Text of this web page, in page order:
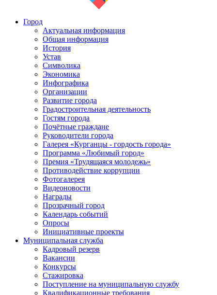
Город
Актуальная информация
Общая информация
История
Устав
Символика
Экономика
Инфографика
Организации
Развитие города
Градостроительная деятельность
Гостям города
Почётные граждане
Руководители города
Галерея «Курганцы - гордость города»
Программа «Любимый город»
Премия «Трудящаяся молодежь»
Противодействие коррупции
Фотогалерея
Видеоновости
Награды
Прозрачный город
Календарь событий
Опросы
Инициативные проекты
Муниципальная служба
Кадровый резерв
Вакансии
Конкурсы
Стажировка
Поступление на муниципальную службу
Квалификационные требования